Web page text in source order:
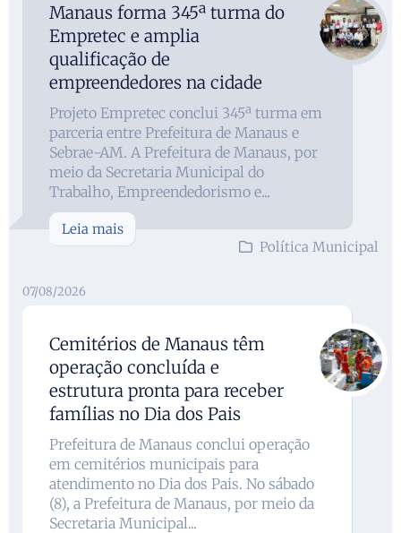
Manaus forma 345ª turma do
Empretec e amplia
qualificação de
empreendedores na cidade
Projeto Empretec conclui 345ª turma em
parceria entre Prefeitura de Manaus e
Sebrae-AM. A Prefeitura de Manaus, por
meio da Secretaria Municipal do
Trabalho, Empreendedorismo e...
Leia mais
Política Municipal
07/08/2026
Cemitérios de Manaus têm
operação concluída e
estrutura pronta para receber
famílias no Dia dos Pais
Prefeitura de Manaus conclui operação
em cemitérios municipais para
atendimento no Dia dos Pais. No sábado
(8), a Prefeitura de Manaus, por meio da
Secretaria Municipal...